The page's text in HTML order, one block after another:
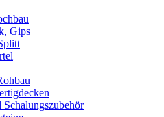
Gips
Schalungszubehör